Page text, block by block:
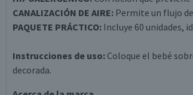
CANALIZACIÓN DE AIRE: Permite un flujo
PAQUETE PRÁCTICO: Incluye 60 unidades,
Instrucciones de uso: Coloque el bebé
decorada.